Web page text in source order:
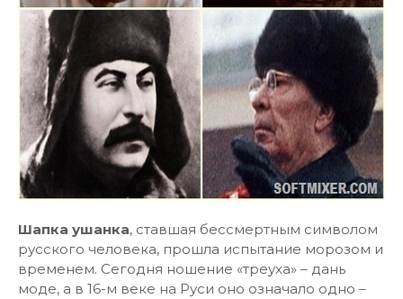
Шапка ушанка, ставшая бессмертным символом
русского человека, прошла испытание морозом и
временем. Сегодня ношение «треуха» – дань
моде, а в 16-м веке на Руси оно означало одно –